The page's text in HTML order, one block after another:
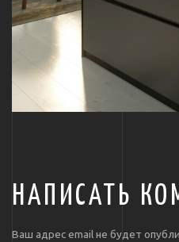
НАПИСАТЬ
Ваш адрес email не будет